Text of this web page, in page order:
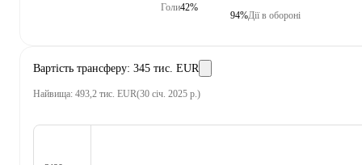
Голи42%
Дії в обороні
94%
Вартість трансферу: 345 тис. EUR
Найвища: 493,2 тис. EUR(30 січ. 2025 р.)